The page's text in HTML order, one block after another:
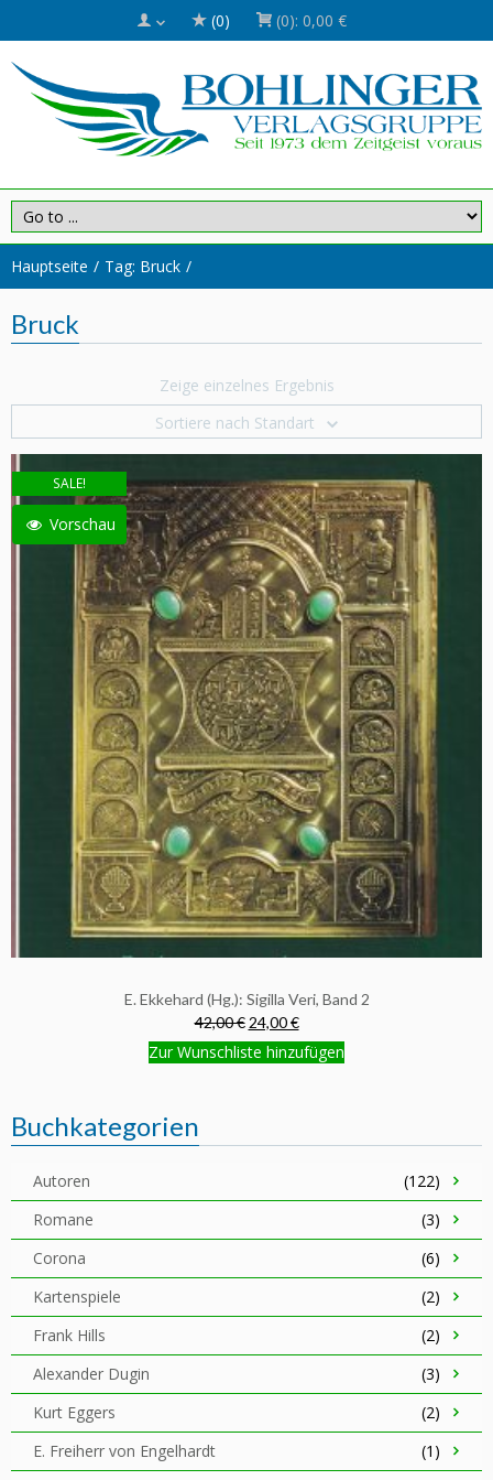
(0) (0): 0,00 €
Hauptseite Tag: Bruck
Bruck
Zeige einzelnes Ergebnis
Sortiere nach Standart
SALE!
Vorschau
E. Ekkehard (Hg.): Sigilla Veri, Band 2
42,00 € 24,00 €
Zur Wunschliste hinzufügen
Buchkategorien
Autoren
(122)
Romane
(3)
Corona
(6)
Kartenspiele
(2)
Frank Hills
(2)
Alexander Dugin
(3)
Kurt Eggers
(2)
E. Freiherr von Engelhardt
(1)